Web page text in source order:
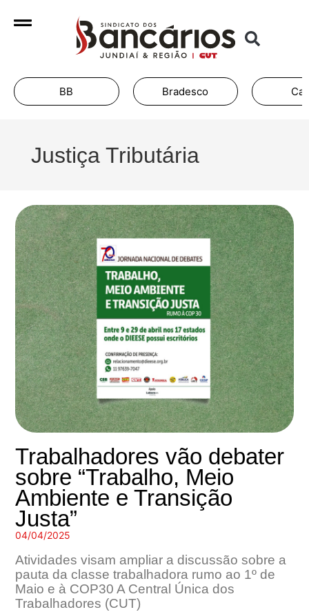
BB Bradesco
Justiça Tributária
Trabalhadores vão debater
sobre “Trabalho, Meio
Ambiente e Transição
Justa”
04/04/2025
Atividades visam ampliar a discussão sobre a
pauta da classe trabalhadora rumo ao 1º de
Maio e à COP30 A Central Única dos
Trabalhadores (CUT)